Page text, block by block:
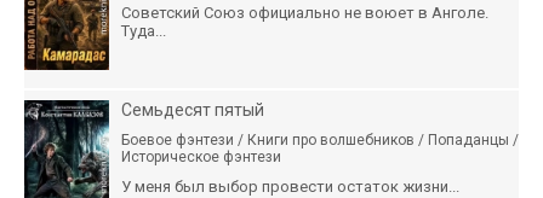
Советский Союз официально не воюет в Анголе.
Туда...
Семьдесят пятый
Боевое фэнтези / Книги про волшебников / Попаданцы /
Историческое фэнтези
У меня был выбор провести остаток жизни...